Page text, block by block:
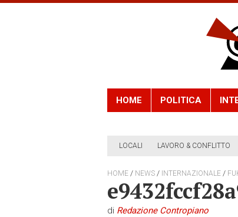
HOME POLITICA
LOCALI LAVORO & CONFLITTO
HOME / NEWS / INTERNAZIONALE /
di Redazione Contropiano